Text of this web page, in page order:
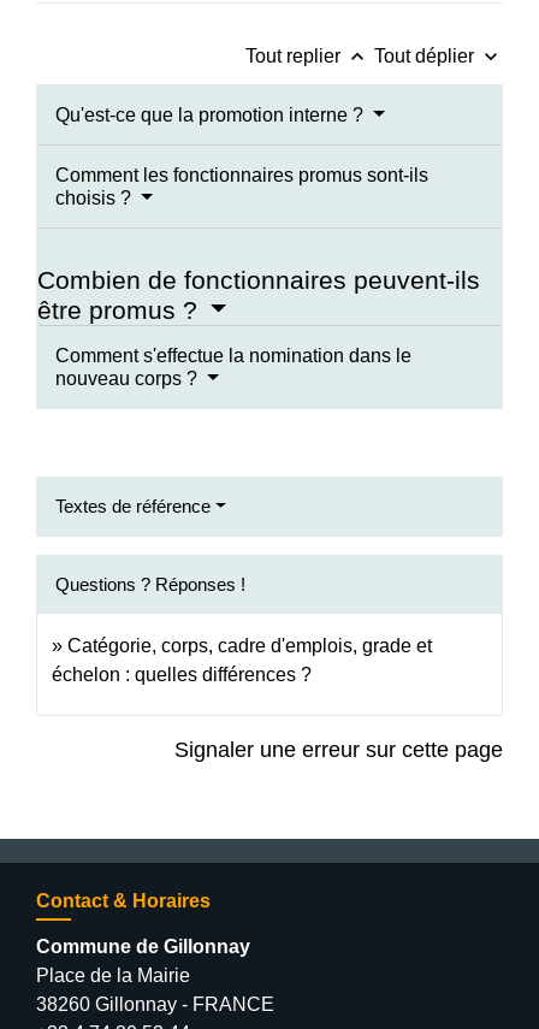
Tout replier keyboard_arrow_up Tout déplier keyboard_arrow_down
Qu'est-ce que la promotion interne ?
Comment les fonctionnaires promus sont-ils
choisis ?
Combien de fonctionnaires peuvent-ils
être promus ?
Comment s'effectue la nomination dans le
nouveau corps ?
Textes de référence
Questions ? Réponses !
Catégorie, corps, cadre d'emplois, grade et
échelon : quelles différences ?
Signaler une erreur sur cette page
Contact & Horaires
Commune de Gillonnay
Place de la Mairie
38260 Gillonnay - FRANCE